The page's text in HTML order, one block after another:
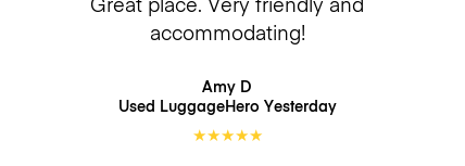
accommodating!
Amy D
Used LuggageHero Yesterday
★★★★★